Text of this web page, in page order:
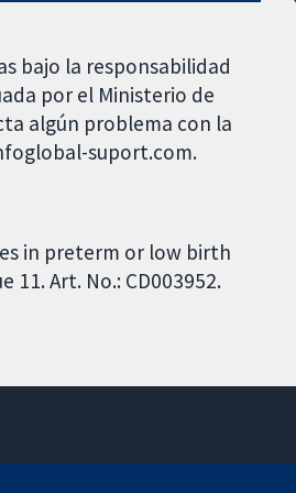
bajo la responsabilidad
por el Ministerio de
algún problema con la
suport.com.
in preterm or low birth
11. Art. No.: CD003952.